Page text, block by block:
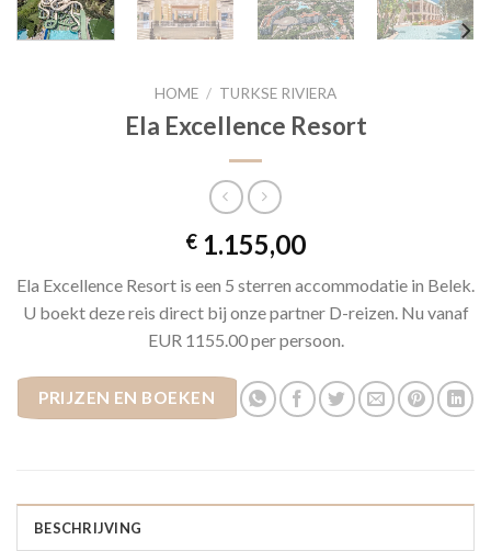
HOME / TURKSE RIVIERA
Ela Excellence Resort
€ 1.155,00
Ela Excellence Resort is een 5 sterren accommodatie in Belek.
U boekt deze reis direct bij onze partner D-reizen. Nu vanaf
EUR 1155.00 per persoon.
PRIJZEN EN BOEKEN
BESCHRIJVING